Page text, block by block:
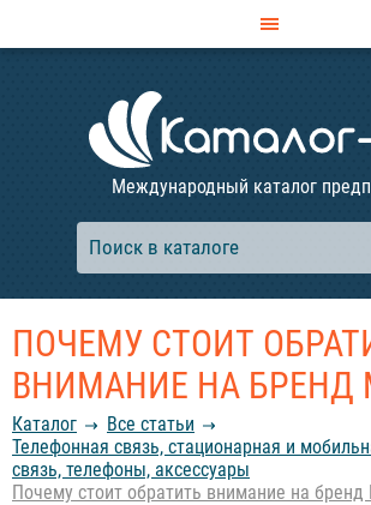
Международный каталог
ПОЧЕМУ СТОИТ
ВНИМАНИЕ НА БРЕНД
Каталог
Все статьи
Телефонная связь, стационарная и
связь, телефоны, аксессуары
Почему стоит обратить внимание на бренд